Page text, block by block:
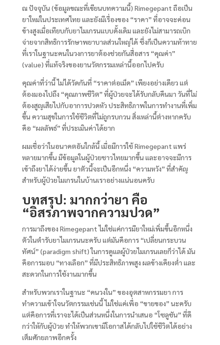
ณ ปัจจุบัน (ข้อมูลขณะที่เขียนบทความนี้) Rimegepant ถือเป็น
ยาใหม่ในประเทศไทย และยังมีเรื่องของ “ราคา” ที่อาจจะค่อน
ข้างสูงเมื่อเทียบกับยาไมเกรนแบบดั้งเดิม และยังไม่สามารถเบิก
จ่ายจากสิทธิการรักษาพยาบาลส่วนใหญ่ได้ ซึ่งก็เป็นความท้าทาย
ที่เราในฐานะคนในวงการยาต้องช่วยกันสื่อสาร “คุณค่า”
(value) ที่แท้จริงของยานวัตกรรมเหล่านี้ออกไปครับ
คุณค่าที่ว่านี้ ไม่ได้วัดกันที่ “ราคาต่อเม็ด” เพียงอย่างเดียว แต่
ต้องมองไปถึง “คุณภาพชีวิต” ที่ผู้ป่วยจะได้รับกลับคืนมา วันที่ไม่
ต้องสูญเสียไปกับอาการปวดหัว ประสิทธิภาพในการทำงานที่เพิ่ม
ขึ้น ความสุขในการใช้ชีวิตที่ไม่ถูกรบกวน สิ่งเหล่านี้ต่างหากครับ
คือ “ผลลัพธ์” ที่ประเมินค่าได้ยาก
ผมเชื่อว่าในอนาคตอันใกล้นี้ เมื่อมีการใช้ Rimegepant แพร่
หลายมากขึ้น มีข้อมูลในผู้ป่วยชาวไทยมากขึ้น และอาจจะมีการ
เข้าถึงยาได้ง่ายขึ้น ยาตัวนี้จะเป็นอีกหนึ่ง “ความหวัง” ที่สำคัญ
สำหรับผู้ป่วยไมเกรนในบ้านเราอย่างแน่นอนครับ
บทสรุป: มากกว่ายา คือ
“อิสรภาพจากความปวด”
การมาถึงของ Rimegepant ไม่ใช่แค่การมียาใหม่เพิ่มขึ้นอีกหนึ่ง
ตัวในตำรับยาไมเกรนนะครับ แต่มันคือการ “เปลี่ยนกระบวน
ทัศน์” (paradigm shift) ในการดูแลผู้ป่วยไมเกรนเลยก็ว่าได้ มัน
คือการมอบ “ทางเลือก” ที่มีประสิทธิภาพสูง ผลข้างเคียงต่ำ และ
สะดวกในการใช้งานมากขึ้น
สำหรับพวกเราในฐานะ “คนวงใน” ของอุตสาหกรรมยา การ
ทำความเข้าใจนวัตกรรมเช่นนี้ ไม่ใช่แค่เพื่อ “ขายของ” นะครับ
แต่คือการที่เราจะได้เป็นส่วนหนึ่งในการนำเสนอ “โซลูชัน” ที่ดี
กว่าให้กับผู้ป่วย ทำให้พวกเขามีโอกาสได้กลับไปใช้ชีวิตได้อย่าง
เต็มศักยภาพอีกครั้ง